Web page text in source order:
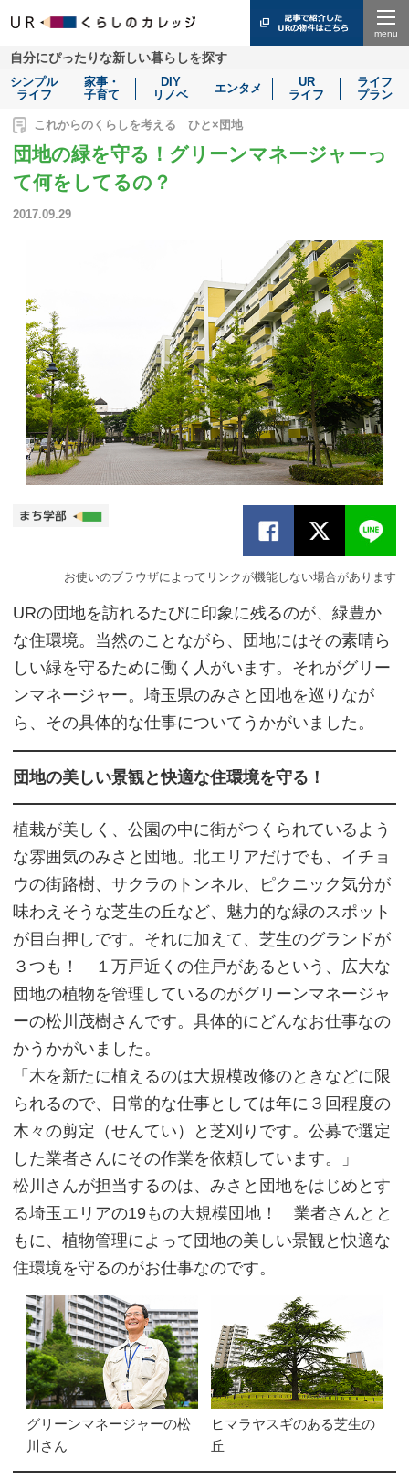
自分にぴったりな新しい暮らしを探す
シンプル
ライフ
家事・
子育て
DIY
リノベ
エンタメ
UR
ライフ
ライフ
プラン
これからのくらしを考える ひと×団地
団地の緑を守る！グリーンマネージャーっ
て何をしてるの？
2017.09.29
お使いのブラウザによってリンクが機能しない場合があります
URの団地を訪れるたびに印象に残るのが、緑豊か
な住環境。当然のことながら、団地にはその素晴ら
しい緑を守るために働く人がいます。それがグリー
ンマネージャー。埼玉県のみさと団地を巡りなが
ら、その具体的な仕事についてうかがいました。
団地の美しい景観と快適な住環境を守る！
植栽が美しく、公園の中に街がつくられているよう
な雰囲気のみさと団地。北エリアだけでも、イチョ
ウの街路樹、サクラのトンネル、ピクニック気分が
味わえそうな芝生の丘など、魅力的な緑のスポット
が目白押しです。それに加えて、芝生のグランドが
３つも！ １万戸近くの住戸があるという、広大な
団地の植物を管理しているのがグリーンマネージャ
ーの松川茂樹さんです。具体的にどんなお仕事なの
かうかがいました。
「木を新たに植えるのは大規模改修のときなどに限
られるので、日常的な仕事としては年に３回程度の
木々の剪定（せんてい）と芝刈りです。公募で選定
した業者さんにその作業を依頼しています。」
松川さんが担当するのは、みさと団地をはじめとす
る埼玉エリアの19もの大規模団地！ 業者さんとと
もに、植物管理によって団地の美しい景観と快適な
住環境を守るのがお仕事なのです。
グリーンマネージャーの松
川さん
ヒマラヤスギのある芝生の
丘